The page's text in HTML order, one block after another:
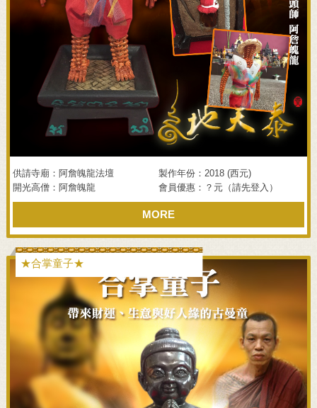
供請寺廟：阿詹魄龍法壇
製作年份：2018 (西元)
開光高僧：阿詹魄龍
會員優惠：？元（請先登入）
MORE
★合掌童子★